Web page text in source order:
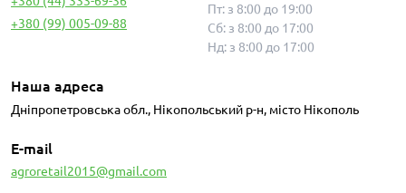
+380 (99) 005-09-88
Пт: з 8:00 до 19:00
Сб: з 8:00 до 17:00
Нд: з 8:00 до 17:00
Наша адреса
Дніпропетровська обл., Нікопольський р-н, місто Нікополь
E-mail
agroretail2015@gmail.com